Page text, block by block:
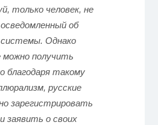
только человек, не
об
Однако
можно получить
благодаря такому
русские
зарегистрировать
заявить о своих